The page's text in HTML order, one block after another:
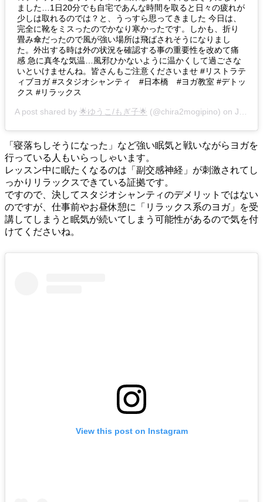
ました…1日20分でも自宅であんな時間を取ると日々の疲れが
少しは取れるのでは？と、うっすら思ってきました 今日は、
完全に靴をミスったのでかなり寒かったです。しかも、折り
畳み傘だったので風が強い場所は飛ばされそうになりまし
た。外出する時は外の状況を確認する事の重要性を改めて痛
感 急に真冬な気温…風邪ひかないように温かくして過ごさな
いといけませんね。皆さんもご注意くださいませ #リストラテ
ィブヨガ #スタジオシャンティ #日本橋 #ヨガ教室 #デトッ
クス #リラックス
A post shared by 🌟ゆうこ/もぎ子🌟 (@chira2mogipino) on Jan 17, 2020 at 8:39pm PST
「寝落ちしそうになった」など強い眠気と戦いながらヨガを
行っている人もいらっしゃいます。
レッスン中に眠たくなるのは 「副交感神経」が刺激されてし
っかりリラックスできている証拠です。
ですので、 決してスタジオシャンティのデメリットではない
のですが、仕事前やお昼休憩に「リラックス系のヨガ」を受
講してしまうと眠気が続いてしまう可能性があるので気を付
けてくださいね。
View this post on Instagram